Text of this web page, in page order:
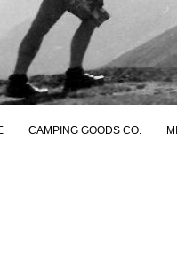
CAMPING GOODS CO.